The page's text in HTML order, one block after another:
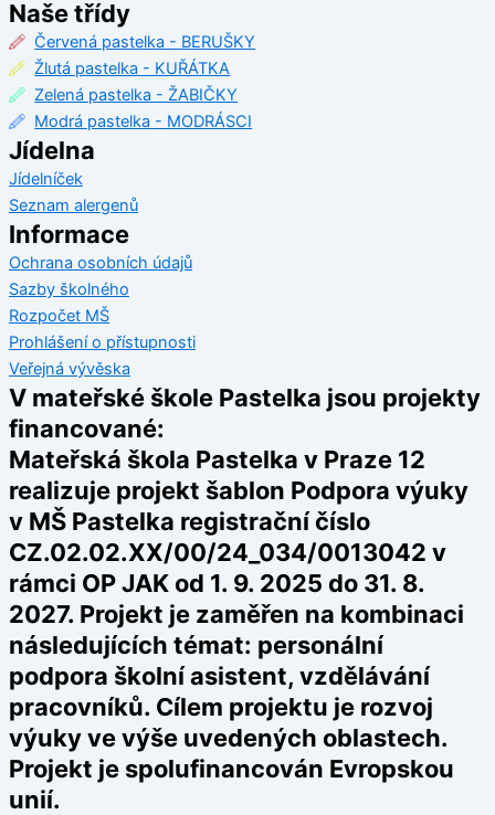
Naše třídy
Červená pastelka - BERUŠKY
Žlutá pastelka - KUŘÁTKA
Zelená pastelka - ŽABIČKY
Modrá pastelka - MODRÁSCI
Jídelna
Jídelníček
Seznam alergenů
Informace
Ochrana osobních údajů
Sazby školného
Rozpočet MŠ
Prohlášení o přístupnosti
Veřejná vývěska
V mateřské škole Pastelka jsou projekty
financované:
Mateřská škola Pastelka v Praze 12
realizuje projekt šablon Podpora výuky
v MŠ Pastelka registrační číslo
CZ.02.02.XX/00/24_034/0013042 v
rámci OP JAK od 1. 9. 2025 do 31. 8.
2027. Projekt je zaměřen na kombinaci
následujících témat: personální
podpora školní asistent, vzdělávání
pracovníků. Cílem projektu je rozvoj
výuky ve výše uvedených oblastech.
Projekt je spolufinancován Evropskou
unií.